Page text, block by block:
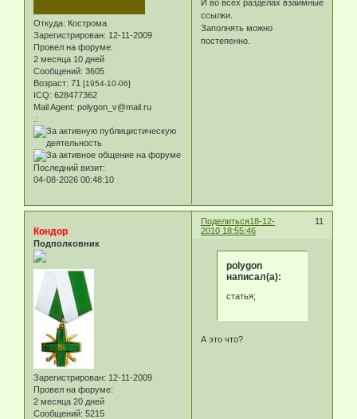
Откуда: Кострома
Зарегистрирован: 12-11-2009
Провел на форуме:
2 месяца 10 дней
Сообщений: 3605
Возраст: 71 [1954-10-06]
ICQ: 628477362
Mail Agent: polygon_v@mail.ru
.:
Последний визит:
04-08-2026 00:48:10
И во всех разделах взаимные
ссылки.
Заполнять можно
постепенно.
Поделиться 11
18-12-
2010 18:55:46
Кондор
Подполковник
Зарегистрирован: 12-11-2009
Провел на форуме:
2 месяца 20 дней
Сообщений: 5215
polygon
написал(а):
статья;
А это что?